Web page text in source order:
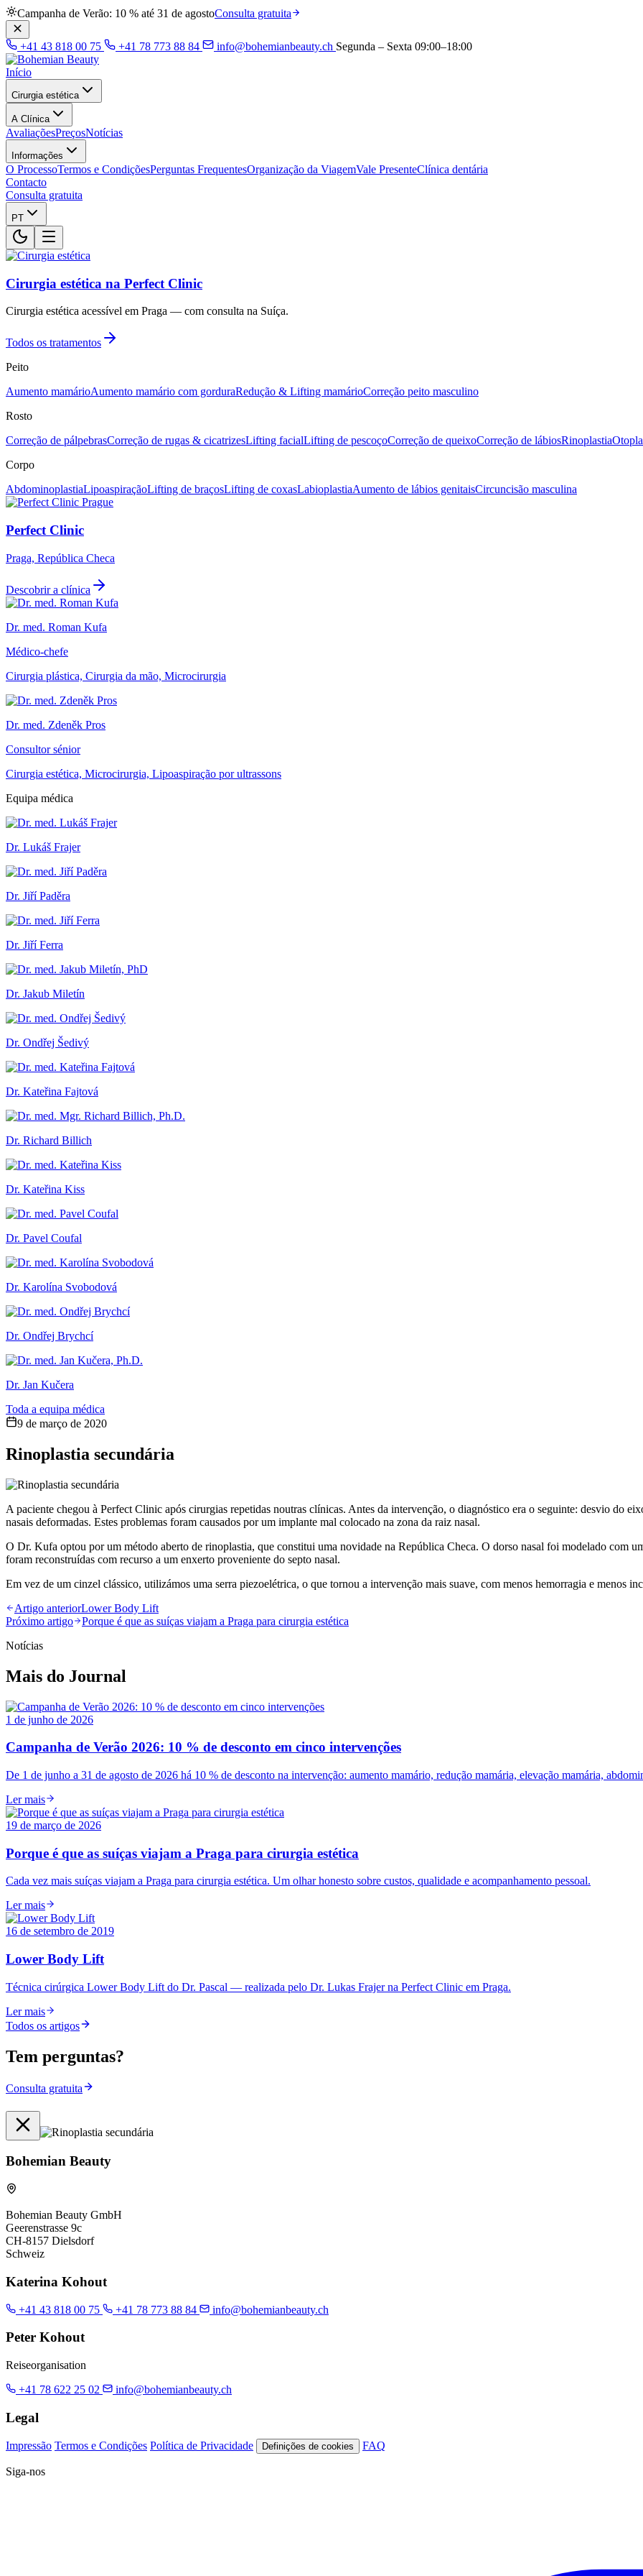
Campanha de Verão: 10 % até 31 de agostoConsulta gratuita
+41 43 818 00 75 +41 78 773 88 84 info@bohemianbeauty.ch Segunda – Sexta 09:00–18:00
Início
Cirurgia estética
A Clínica
AvaliaçõesPreçosNotícias
Informações
O ProcessoTermos e CondiçõesPerguntas FrequentesOrganização da ViagemVale PresenteClínica dentária
Contacto
Consulta gratuita
PT
Cirurgia estética na Perfect Clinic
Cirurgia estética acessível em Praga — com consulta na Suíça.
Todos os tratamentos
Peito
Aumento mamárioAumento mamário com gorduraRedução & Lifting mamárioCorreção peito masculino
Rosto
Correção de pálpebrasCorreção de rugas & cicatrizesLifting facialLifting de pescoçoCorreção de queixoCorreção de lábiosRinoplastia
Corpo
AbdominoplastiaLipoaspiraçãoLifting de braçosLifting de coxasLabioplastiaAumento de lábios genitaisCircuncisão masculina
Perfect Clinic
Praga, República Checa
Descobrir a clínica
Dr. med. Roman Kufa
Médico-chefe
Cirurgia plástica, Cirurgia da mão, Microcirurgia
Dr. med. Zdeněk Pros
Consultor sénior
Cirurgia estética, Microcirurgia, Lipoaspiração por ultrassons
Equipa médica
Dr. Lukáš Frajer
Dr. Jiří Paděra
Dr. Jiří Ferra
Dr. Jakub Miletín
Dr. Ondřej Šedivý
Dr. Kateřina Fajtová
Dr. Richard Billich
Dr. Kateřina Kiss
Dr. Pavel Coufal
Dr. Karolína Svobodová
Dr. Ondřej Brychcí
Dr. Jan Kučera
Toda a equipa médica
9 de março de 2020
Rinoplastia secundária
A paciente chegou à Perfect Clinic após cirurgias repetidas noutras clínicas. Antes da intervenção, o diagnóstico era o seguinte: desvio do
nasais deformadas. Estes problemas foram causados por um implante mal colocado na zona da raiz nasal.
O Dr. Kufa optou por um método aberto de rinoplastia, que constitui uma novidade na República Checa. O dorso nasal foi modelado com
foram reconstruídas com recurso a um enxerto proveniente do septo nasal.
Em vez de um cinzel clássico, utilizámos uma serra piezoelétrica, o que tornou a intervenção mais suave, com menos hemorragia e menos
Artigo anteriorLower Body Lift
Próximo artigo
Porque é que as suíças viajam a Praga para cirurgia estética
Notícias
Mais do Journal
1 de junho de 2026
Campanha de Verão 2026: 10 % de desconto em cinco intervenções
De 1 de junho a 31 de agosto de 2026 há 10 % de desconto na intervenção: aumento mamário, redução mamária, elevação mamária,
Ler mais
19 de março de 2026
Porque é que as suíças viajam a Praga para cirurgia estética
Cada vez mais suíças viajam a Praga para cirurgia estética. Um olhar honesto sobre custos, qualidade e acompanhamento pessoal.
Ler mais
16 de setembro de 2019
Lower Body Lift
Técnica cirúrgica Lower Body Lift do Dr. Pascal — realizada pelo Dr. Lukas Frajer na Perfect Clinic em Praga.
Ler mais
Todos os artigos
Tem perguntas?
Consulta gratuita
Bohemian Beauty
Bohemian Beauty GmbH
Geerenstrasse 9c
CH-8157 Dielsdorf
Schweiz
Katerina Kohout
+41 43 818 00 75 +41 78 773 88 84 info@bohemianbeauty.ch
Peter Kohout
Reiseorganisation
+41 78 622 25 02
info@bohemianbeauty.ch
Legal
Impressão Termos e Condições Política de Privacidade Definições de cookies FAQ
Siga-nos